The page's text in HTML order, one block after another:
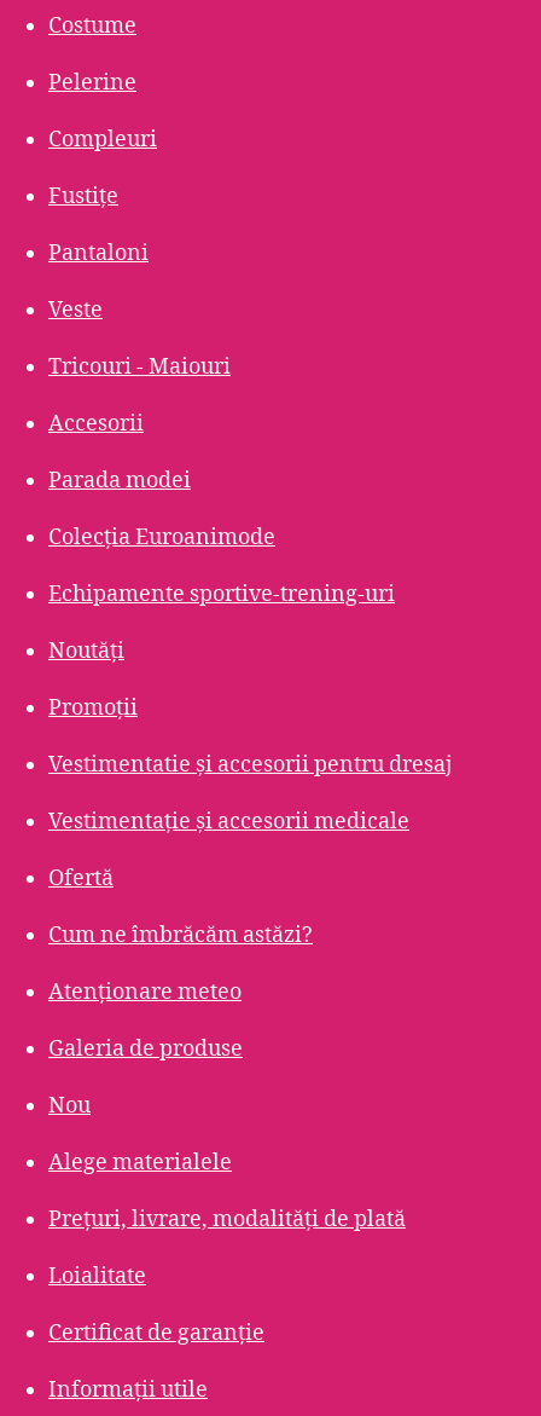
Costume
Pelerine
Compleuri
Fustițe
Pantaloni
Veste
Tricouri - Maiouri
Accesorii
Parada modei
Colecția Euroanimode
Echipamente sportive-trening-uri
Noutăți
Promoții
Vestimentatie și accesorii pentru dresaj
Vestimentație și accesorii medicale
Ofertă
Cum ne îmbrăcăm astăzi?
Atenționare meteo
Galeria de produse
Nou
Alege materialele
Prețuri, livrare, modalități de plată
Loialitate
Certificat de garanție
Informații utile